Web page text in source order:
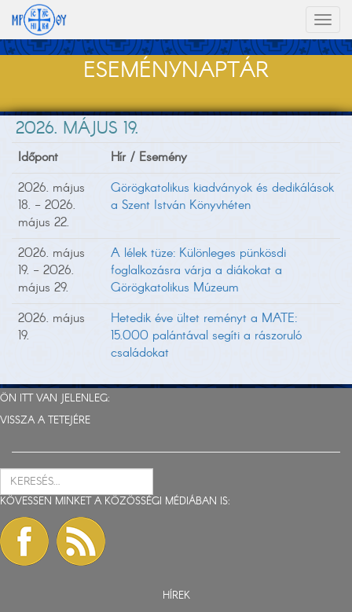
ESEMÉNYNAPTÁR
2026. MÁJUS 19.
Időpont
Hír / Esemény
2026. május
18. - 2026.
május 22.
Görögkatolikus kiadványok és dedikálások
a Szent István Könyvhéten
2026. május
19. - 2026.
május 29.
A lélek tüze: Különleges pünkösdi
foglalkozásra várja a diákokat a
Görögkatolikus Múzeum
2026. május
19.
Hetedik éve ültet reményt a MATE:
15.000 palántával segíti a rászoruló
családokat
ÖN ITT VAN JELENLEG:
VISSZA A TETEJÉRE
KÖVESSEN MINKET A KÖZÖSSÉGI MÉDIÁBAN IS:
HÍREK